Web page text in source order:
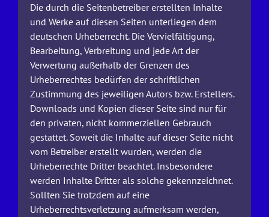
Die durch die Seitenbetreiber erstellten Inhalte
und Werke auf diesen Seiten unterliegen dem
deutschen Urheberrecht. Die Vervielfältigung,
Bearbeitung, Verbreitung und jede Art der
Verwertung außerhalb der Grenzen des
Urheberrechtes bedürfen der schriftlichen
Zustimmung des jeweiligen Autors bzw. Erstellers.
Downloads und Kopien dieser Seite sind nur für
den privaten, nicht kommerziellen Gebrauch
gestattet. Soweit die Inhalte auf dieser Seite nicht
vom Betreiber erstellt wurden, werden die
Urheberrechte Dritter beachtet. Insbesondere
werden Inhalte Dritter als solche gekennzeichnet.
Sollten Sie trotzdem auf eine
Urheberrechtsverletzung aufmerksam werden,